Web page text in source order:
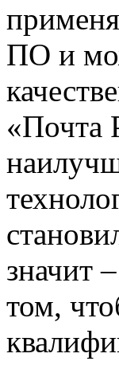
ПО и
«Почта
значит
том,